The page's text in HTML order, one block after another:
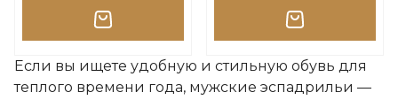
Если вы ищете удобную и стильную обувь для
теплого времени года, мужские эспадрильи —